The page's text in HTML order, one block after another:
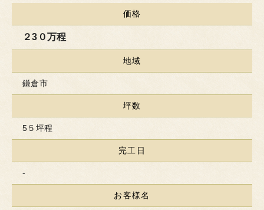
価格
２3０万程
地域
鎌倉市
坪数
5５坪程
完工日
-
お客様名